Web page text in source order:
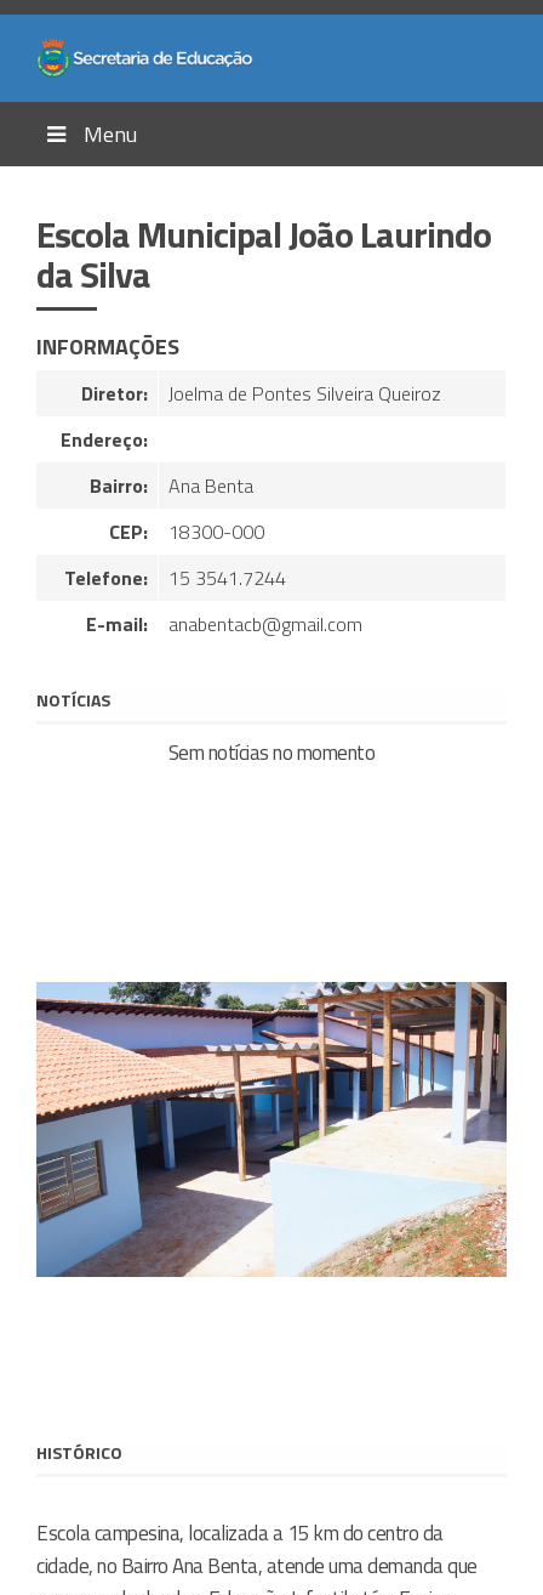
Menu
Escola Municipal João Laurindo
da Silva
INFORMAÇÕES
Diretor:
Joelma de Pontes Silveira Queiroz
Endereço:
Bairro:
Ana Benta
CEP:
18300-000
Telefone:
15 3541.7244
E-mail:
anabentacb@gmail.com
NOTÍCIAS
Sem notícias no momento
HISTÓRICO
Escola campesina, localizada a 15 km do centro da
cidade, no Bairro Ana Benta, atende uma demanda que